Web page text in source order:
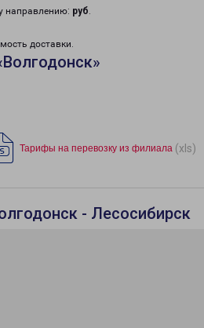
направлению: руб.
доставки.
Тарифы на перевозку из филиала (xls)
- Лесосибирск